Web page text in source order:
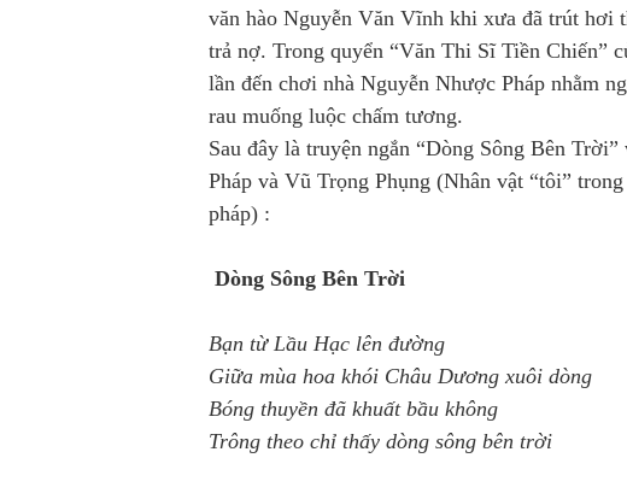
văn hào Nguyễn Văn Vĩnh khi xưa đã trút hơi
trả nợ. Trong quyển “Văn Thi Sĩ Tiền Chiến”
lần đến chơi nhà Nguyễn Nhược Pháp nhằm
rau muống luộc chấm tương.
Sau đây là truyện ngắn “Dòng Sông Bên
Pháp và Vũ Trọng Phụng (Nhân vật “tôi”
pháp) :
Dòng Sông Bên Trời
Bạn từ Lầu Hạc lên đường
Giữa mùa hoa khói Châu Dương xuôi dòng
Bóng thuyền đã khuất bầu không
Trông theo chỉ thấy dòng sông bên trời